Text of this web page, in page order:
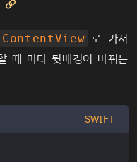

ContentView 로 가서
때 마다 뒷배경이 바뀌는
SWIFT